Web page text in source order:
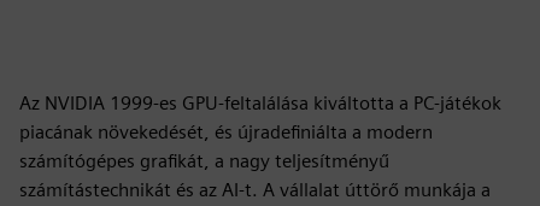
Az NVIDIA 1999-es GPU-feltalálása kiváltotta a PC-játékok
piacának növekedését, és újradefiniálta a modern
számítógépes grafikát, a nagy teljesítményű
számítástechnikát és az AI-t. A vállalat úttörő munkája a